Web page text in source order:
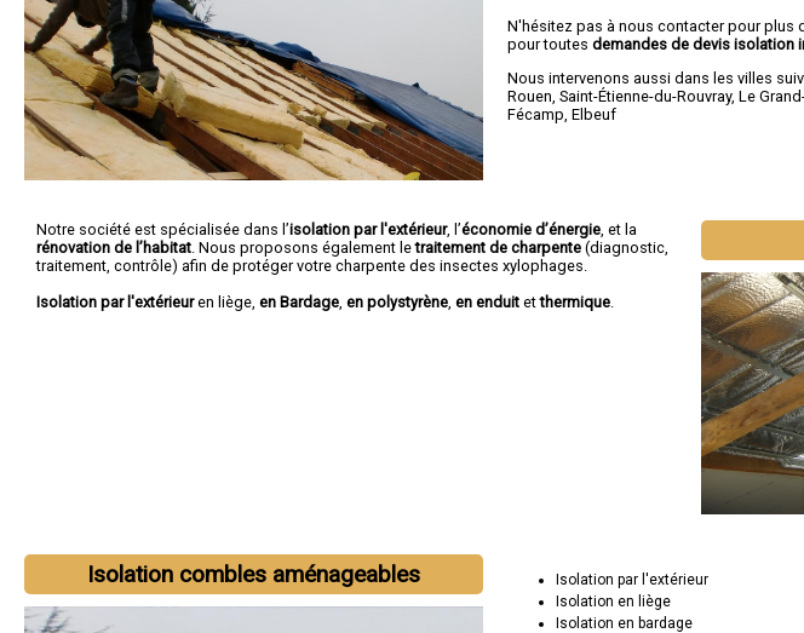
N'hésitez pas à nous contacter pour
pour toutesdemandes de devis isolation
Nous intervenons aussi dans les villes
Rouen ,Saint-Étienne-du-Rouvray,Le
Fécamp ,Elbeuf
Notre société est spécialisée dans l’isolation par l'extérieur, l’économie d’énergie , et la
rénovation de l’habitat . Nous proposons également letraitement de charpente (diagnostic,
traitement, contrôle) afin de protéger votre charpente des insectes xylophages.
Isolation par l'extérieuren liège, en Bardage en polystyrène en enduit etthermique
Isolation combles aménageables
Isolation par l'extérieur
Isolation en liège
Isolation en bardage